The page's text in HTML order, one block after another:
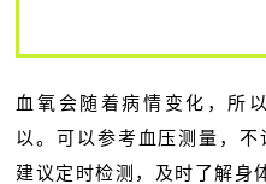
血氧会随着病情变化，所
以。可以参考血压测量，
建议定时检测，及时了解身